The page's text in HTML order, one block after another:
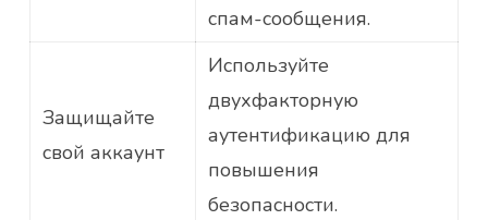
спам-сообщения.
Защищайте
свой аккаунт
Используйте
двухфакторную
аутентификацию для
повышения
безопасности.